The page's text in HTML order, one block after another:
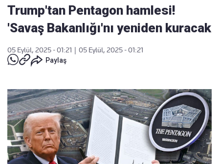
Trump'tan Pentagon hamlesi!
'Savaş Bakanlığı'nı yeniden kuracak
05 Eylül, 2025 - 01:21
05 Eylül, 2025 - 01:21
Paylaş